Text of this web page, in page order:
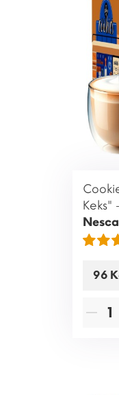
Keks"